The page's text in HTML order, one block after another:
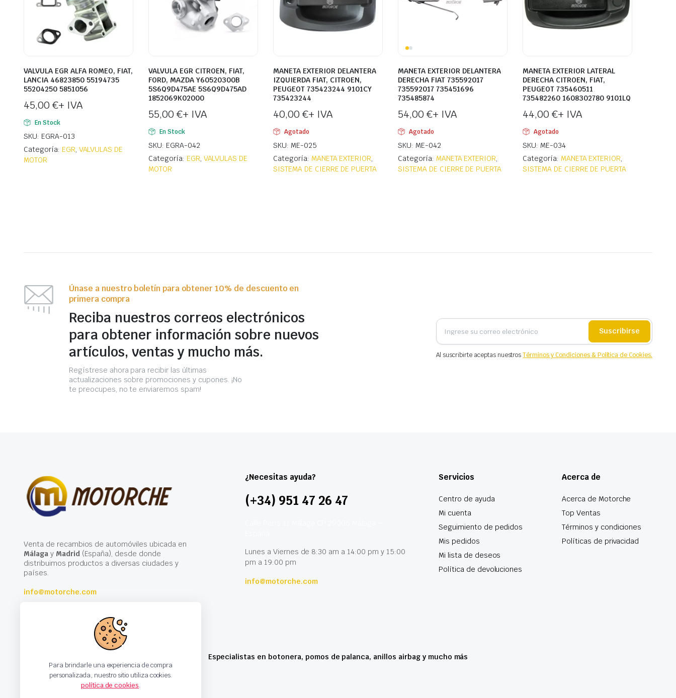
VALVULA EGR ALFA ROMEO, FIAT,
LANCIA 46823850 55194735
55204250 5851056
45,00 €+ IVA
En Stock
SKU: EGRA-013
Categoría: EGR, VALVULAS DE
MOTOR
VALVULA EGR CITROEN, FIAT,
FORD, MAZDA Y60520300B
5S6Q9D475AE 5S6Q9D475AD
1852069K02000
55,00 €+ IVA
En Stock
SKU: EGRA-042
Categoría: EGR, VALVULAS DE
MOTOR
MANETA EXTERIOR DELANTERA
IZQUIERDA FIAT, CITROEN,
PEUGEOT 735423244 9101CY
735423244
40,00 €+ IVA
Agotado
SKU: ME-025
Categoría: MANETA EXTERIOR,
SISTEMA DE CIERRE DE PUERTA
MANETA EXTERIOR DELANTERA
DERECHA FIAT 735592017
735592017 735451696
735485874
54,00 €+ IVA
Agotado
SKU: ME-042
Categoría: MANETA EXTERIOR,
SISTEMA DE CIERRE DE PUERTA
MANETA EXTERIOR LATERAL
DERECHA CITROEN, FIAT,
PEUGEOT 735460511
735482260 1608302780 9101LQ
44,00 €+ IVA
Agotado
SKU: ME-034
Categoría: MANETA EXTERIOR,
SISTEMA DE CIERRE DE PUERTA
Únase a nuestro boletín para obtener 10% de descuento en
primera compra
Reciba nuestros correos electrónicos
para obtener información sobre nuevos
artículos, ventas y mucho más.
Regístrese ahora para recibir las últimas
actualizaciones sobre promociones y cupones. ¡No
te preocupes, no te enviaremos spam!
Suscribirse
Al suscribirte aceptas nuestrosTérminos y Condiciones & Política de Cookies.
Venta de recambios de automóviles ubicada en
Málagay Madrid(España), desde donde
distribuimos productos a diversas ciudades y
países.
info@motorche.com
¿Necesitas ayuda?
(+34) 951 47 26 47
Lunes a Viernes de 8:30 am a 14:00 pm y 15:00
pm a 19:00 pm
info@motorche.com
Servicios
Centro de ayuda
Mi cuenta
Seguimiento de pedidos
Mis pedidos
Mi lista de deseos
Política de devoluciones
Acerca de
Acerca de Motorche
Top Ventas
Términos y condiciones
Políticas de privacidad
Especialistas en botonera, pomos de palanca, anillos airbag y mucho más
Para brindarle una experiencia de compra
personalizada, nuestro sitio utiliza cookies.
política de cookies.